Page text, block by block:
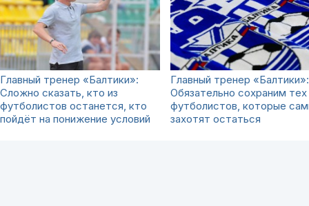
Главный тренер «Балтики»:
Сложно сказать, кто из
футболистов останется, кто
пойдёт на понижение условий
Главный тренер «Балтики»:
Обязательно сохраним тех
футболистов, которые
захотят остаться